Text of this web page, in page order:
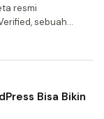
resmi
sebuah
untuk
Bisa Bikin